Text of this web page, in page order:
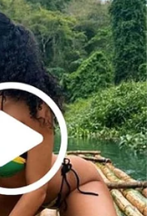
prahu za završni
nekoliko sati u
savršeno stopili s